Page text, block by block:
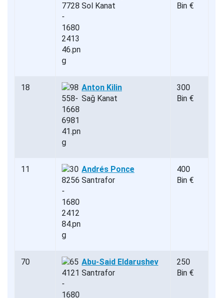
Sol Kanat
Bin €
18
Anton Kilin
Sağ Kanat
300
Bin €
11
Andrés Ponce
Santrafor
400
Bin €
70
Abu-Said Eldarushev
Santrafor
250
Bin €